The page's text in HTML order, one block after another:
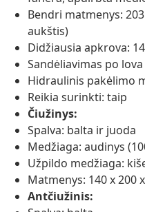
Bendri matmenys:
aukštis)
Didžiausia apkrova:
Sandėliavimas po lova
Hidraulinis pakėlimo
Reikia surinkti: taip
Čiužinys:
Spalva: balta ir juoda
Medžiaga: audinys
Užpildo medžiaga:
Matmenys: 140 x 200
Antčiužinis: